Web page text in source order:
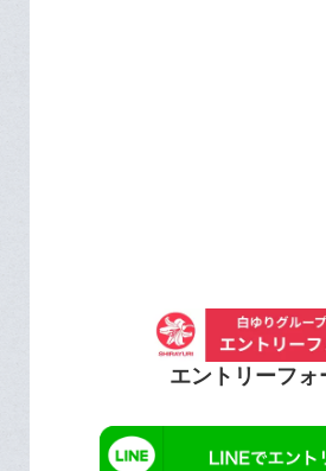
エントリーフォ